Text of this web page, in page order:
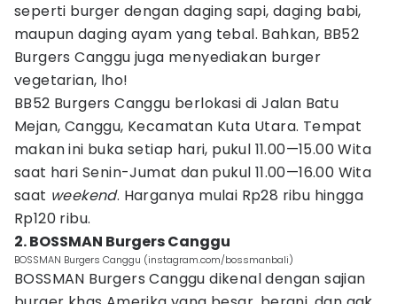
seperti burger dengan daging sapi, daging babi,
maupun daging ayam yang tebal. Bahkan, BB52
Burgers Canggu juga menyediakan burger
vegetarian, lho!
BB52 Burgers Canggu berlokasi di Jalan Batu
Mejan, Canggu, Kecamatan Kuta Utara. Tempat
makan ini buka setiap hari, pukul 11.00—15.00 Wita
saat hari Senin-Jumat dan pukul 11.00—16.00 Wita
saat weekend. Harganya mulai Rp28 ribu hingga
Rp120 ribu.
2. BOSSMAN Burgers Canggu
BOSSMAN Burgers Canggu (instagram.com/bossmanbali)
BOSSMAN Burgers Canggu dikenal dengan sajian